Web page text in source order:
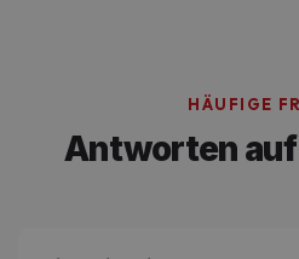
HÄUFIGE
Antworten auf